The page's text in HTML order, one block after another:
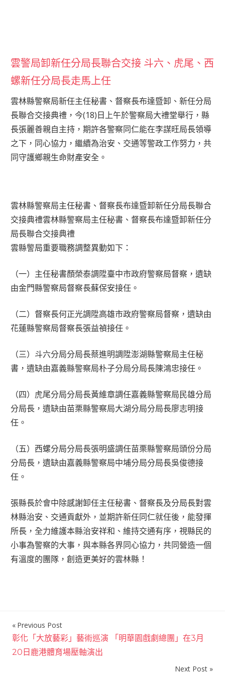
雲警局卸新任分局長聯合交接 斗六、虎尾、西
螺新任分局長走馬上任
雲林縣警察局新任主任秘書、督察長布達暨卸、新任分局
長聯合交接典禮，今(18)日上午於警察局大禮堂舉行，縣
長張麗善親自主持，期許各警察同仁能在李謀旺局長領導
之下，同心協力，繼續為治安、交通等警政工作努力，共
同守護鄉親生命財產安全。
雲林縣警察局主任秘書、督察長布達暨卸新任分局長聯合
交接典禮雲林縣警察局主任秘書、督察長布達暨卸新任分
局長聯合交接典禮
雲縣警局重要職務調整異動如下：
（一）主任秘書顏榮泰調陞臺中市政府警察局督察，遺缺
由金門縣警察局督察長蘇保安接任。
（二）督察長何正光調陞高雄市政府警察局督察，遺缺由
花蓮縣警察局督察長張益禎接任。
（三）斗六分局分局長蔡進明調陞澎湖縣警察局主任秘
書，遺缺由嘉義縣警察局朴子分局分局長陳鴻忠接任。
（四）虎尾分局分局長黃維章調任嘉義縣警察局民雄分局
分局長，遺缺由苗栗縣警察局大湖分局分局長廖志明接
任。
（五）西螺分局分局長張明盛調任苗栗縣警察局頭份分局
分局長，遺缺由嘉義縣警察局中埔分局分局長吳俊德接
任。
張縣長於會中除感謝卸任主任秘書、督察長及分局長對雲
林縣治安、交通貢獻外，並期許新任同仁就任後，能發揮
所長，全力維護本縣治安祥和、維持交通有序，視縣民的
小事為警察的大事，與本縣各界同心協力，共同營造一個
有溫度的團隊，創造更美好的雲林縣！
文
章
Previous Post
彰化「大放藝彩」藝術巡演 「明華園戲劇總團」在3月
20日鹿港體育場壓軸演出
Next Post